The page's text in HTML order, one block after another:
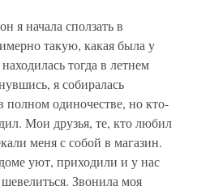
я начала сползать в
такую, какая была у
тогда в летнем
я собиралась
полном одиночестве, но кто-
Мои друзья, те, кто любил
меня с собой в магазин.
уют, приходили и у нас
Звонила моя